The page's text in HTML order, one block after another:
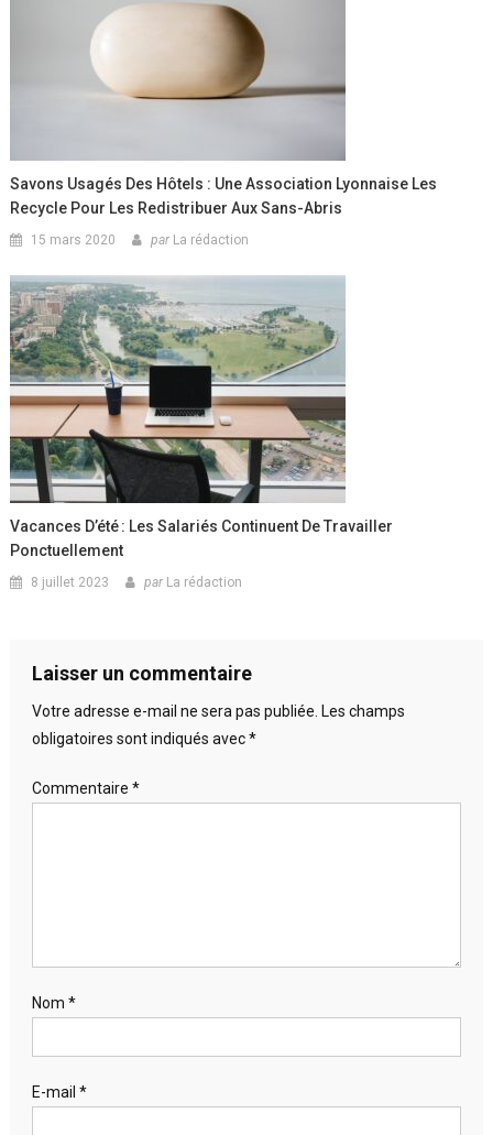
Savons Usagés Des Hôtels : Une Association Lyonnaise Les
Recycle Pour Les Redistribuer Aux Sans-Abris
15 mars 2020 par La rédaction
Vacances D’été : Les Salariés Continuent De Travailler
Ponctuellement
8 juillet 2023 par La rédaction
Laisser un commentaire
Votre adresse e-mail ne sera pas publiée. Les champs
obligatoires sont indiqués avec*
Commentaire *
Nom *
E-mail *